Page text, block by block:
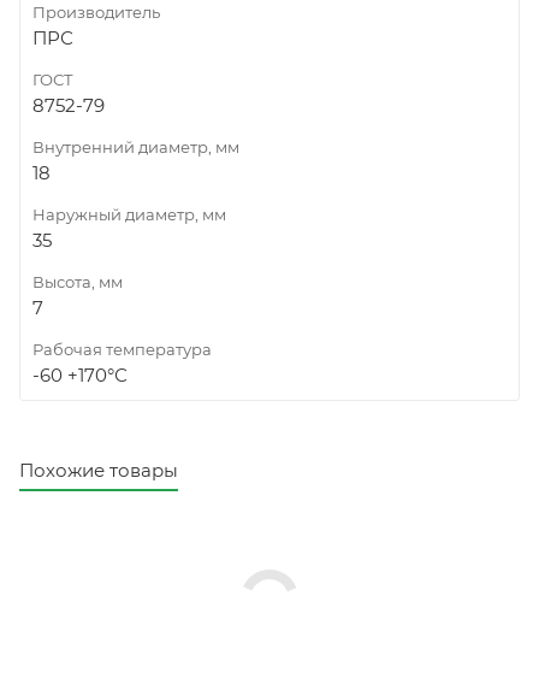
Производитель
ПРС
ГОСТ
8752-79
Внутренний диаметр, мм
18
Наружный диаметр, мм
35
Высота, мм
7
Рабочая температура
-60 +170°С
Похожие товары